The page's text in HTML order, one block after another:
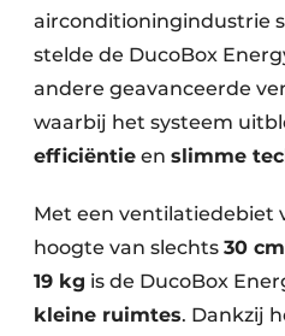
airconditioningindustrie
stelde de DucoBox
andere geavanceerde
waarbij het systeem
efficiëntie en slimme
Met een ventilatiedebiet
hoogte van slechts 30 cm
19 kg is de DucoBox
kleine ruimtes. Dankzij